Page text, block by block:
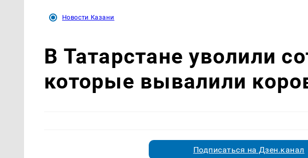
Новости Казани
В Татарстане уволили
которые вывалили
Подписаться на Дзен.канал